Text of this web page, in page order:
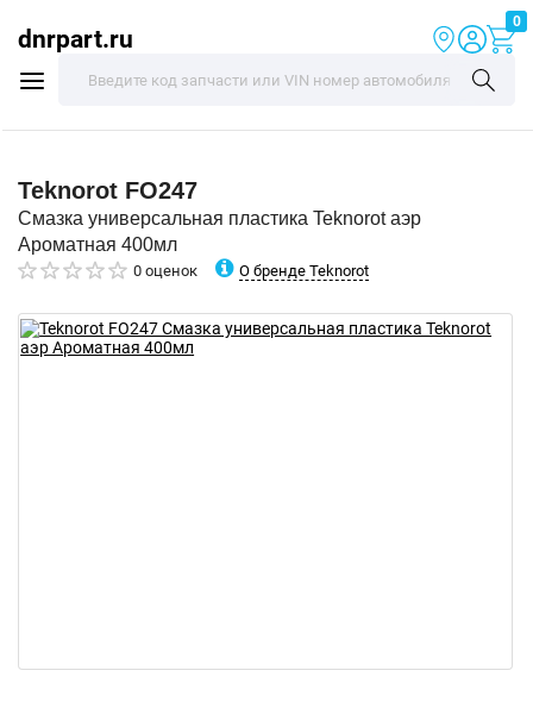
dnrpart.ru
0
Teknorot FO247
Смазка универсальная пластика Teknorot аэр
Ароматная 400мл
0 оценок О бренде Teknorot